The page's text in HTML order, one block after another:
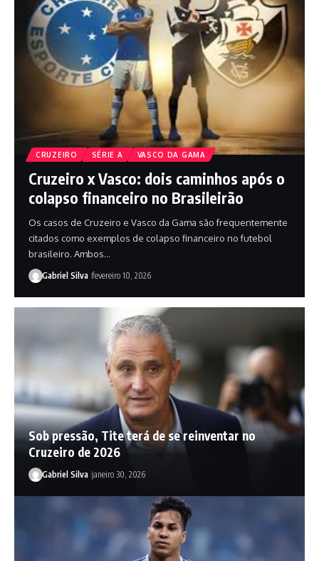
CRUZEIRO SÉRIE A VASCO DA GAMA
Cruzeiro x Vasco: dois caminhos após o
colapso financeiro no Brasileirão
Os casos de Cruzeiro e Vasco da Gama são frequentemente
citados como exemplos de colapso financeiro no futebol
brasileiro. Ambos…
Gabriel Silva fevereiro 10, 2026
Sob pressão, Tite terá de se reinventar no
Cruzeiro de 2026
Gabriel Silva janeiro 30, 2026